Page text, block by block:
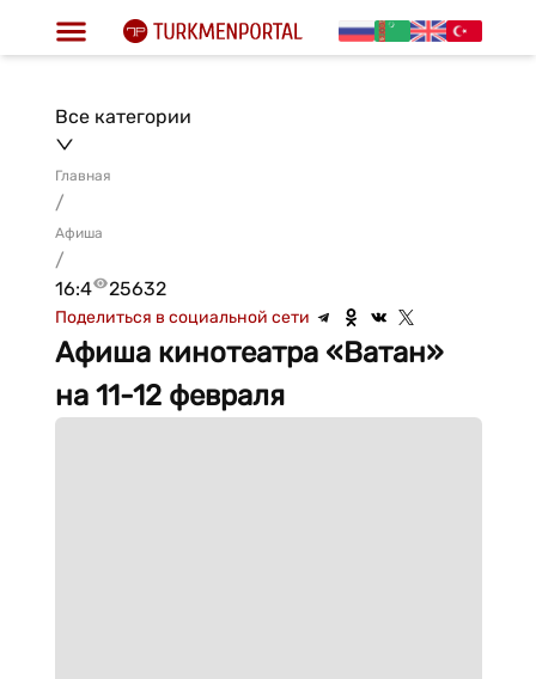
Все категории
Главная
/
Афиша
/
16:4
25632
Поделиться в социальной сети
Афиша кинотеатра «Ватан»
на 11-12 февраля